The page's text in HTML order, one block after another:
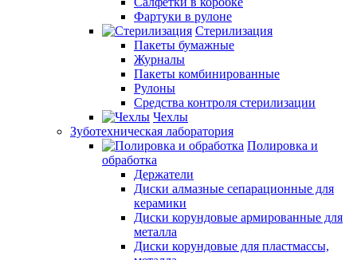
Фартуки в рулоне
Стерилизация
Пакеты бумажные
Журналы
Пакеты комбинированные
Рулоны
Средства контроля стерилизации
Чехлы
Зуботехническая лаборатория
Полировка и
обработка
Держатели
Диски алмазные сепарационные для
керамики
Диски корундовые армированные для
металла
Диски корундовые для пластмассы,